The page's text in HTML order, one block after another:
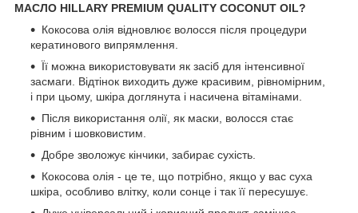
МАСЛО HILLARY PREMIUM QUALITY COCONUT OIL?
Кокосова олія відновлює волосся після процедури
кератинового випрямлення.
Її можна використовувати як засіб для інтенсивної
засмаги. Відтінок виходить дуже красивим, рівномірним,
і при цьому, шкіра доглянута і насичена вітамінами.
Після використання олії, як маски, волосся стає
рівним і шовковистим.
Добре зволожує кінчики, забирає сухість.
Кокосова олія - це те, що потрібно, якщо у вас суха
шкіра, особливо влітку, коли сонце і так її пересушує.